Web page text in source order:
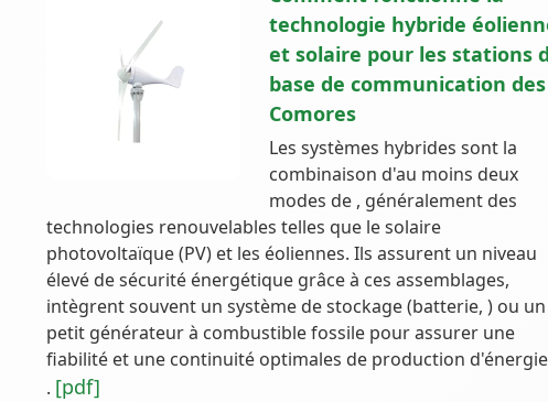
technologie hybride
et solaire pour les stations
base de communication des
Comores
Les systèmes hybrides sont la
combinaison d'au moins deux
modes de , généralement des
technologies renouvelables telles que le solaire
photovoltaïque (PV) et les éoliennes. Ils assurent un niveau
élevé de sécurité énergétique grâce à ces assemblages,
intègrent souvent un système de stockage (batterie, ) ou un
petit générateur à combustible fossile pour assurer une
fiabilité et une continuité optimales de production d'énergie
. [pdf]